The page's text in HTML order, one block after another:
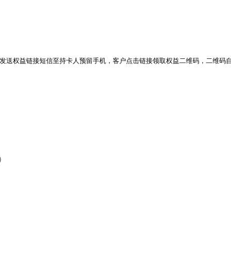
权益链接短信至持卡人预留手机，客户点击链接领取权益二维码，二维码